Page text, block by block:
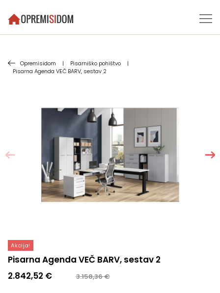
Opremisidom | Pisarniško pohištvo
|
Pisarna Agenda VEČ BARV, sestav 2
Akcija!
Pisarna Agenda VEČ BARV, sestav 2
3.158,36€
Izvirna
2.842,52 €
Trenutna